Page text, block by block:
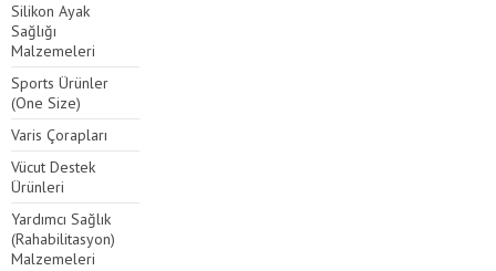
Silikon Ayak
Sağlığı
Malzemeleri
Sports Ürünler
(One Size)
Varis Çorapları
Vücut Destek
Ürünleri
Yardımcı Sağlık
(Rahabilitasyon)
Malzemeleri